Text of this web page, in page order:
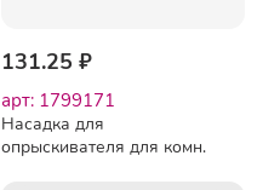
131.25 ₽
арт: 1799171
Насадка для
опрыскивателя для комн.